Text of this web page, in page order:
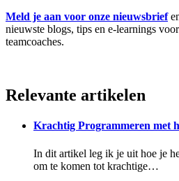
Meld je aan voor onze nieuwsbrief
nieuwste blogs, tips en e-learnings
teamcoaches.
Relevante artikelen
Krachtig Programmeren met
In dit artikel leg ik je uit hoe je
om te komen tot krachtige…